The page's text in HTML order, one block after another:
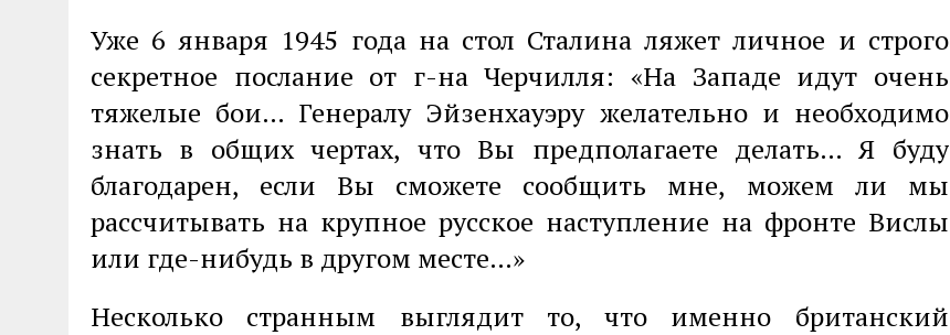
Уже 6 января 1945 года на стол Сталина ляжет личное и строго
секретное послание от г-на Черчилля: «На Западе идут очень
тяжелые бои… Генералу Эйзенхауэру желательно и необходимо
знать в общих чертах, что Вы предполагаете делать… Я буду
благодарен, если Вы сможете сообщить мне, можем ли мы
рассчитывать на крупное русское наступление на фронте Вислы
или где-нибудь в другом месте…»
Несколько странным выглядит то, что именно британский